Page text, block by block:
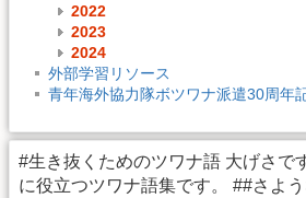
2022
2023
2024
外部学習リソース
青年海外協力隊ボツワナ派遣30周年
#生き抜くためのツワナ語 大げさで
に役立つツワナ語集です。 ##さよ